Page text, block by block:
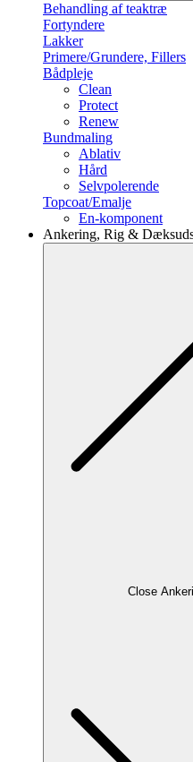
Behandling af teaktræ
Fortyndere
Lakker
Primere/Grundere, Fillers
Bådpleje
Clean
Protect
Renew
Bundmaling
Ablativ
Hård
Selvpolerende
Topcoat/Emalje
En-komponent
Ankering, Rig &
Close